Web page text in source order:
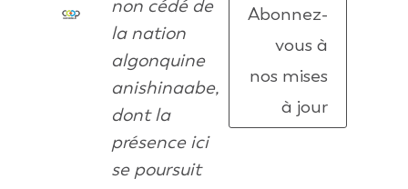
non cédé de
la nation
algonquine
anishinaabe,
dont la
présence ici
se poursuit
Abonnez-
vous à
nos mises
à jour